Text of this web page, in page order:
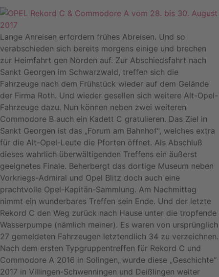
Lange Anreisen erfordern frühes Abreisen. Und so
verabschieden sich bereits morgens einige und brechen
zur Heimfahrt gen Norden auf. Zur Abschiedsfahrt nach
Sankt Georgen im Schwarzwald, treffen sich die
Fahrzeuge nach dem Frühstück wieder auf dem Gelände
der Firma Roth. Und wieder gesellen sich weitere Alt-Opel-
Fahrzeuge dazu. Nun können neben zwei weiteren
Commodore B auch ein Kadett C gratulieren. Das Ziel in
Sankt Georgen ist das „Forum am Bahnhof“, welches extra
für die Alt-Opel-Leute die Pforten öffnet. Als Abschluß
dieses wahrlich überwältigenden Treffens ein äußerst
geeignetes Finale. Beherbergt das dortige Museum neben
Vorkriegs-Admiral und Opel Blitz doch auch eine
prachtvolle Opel-Kapitän-Sammlung. Am Nachmittag
nimmt ein wunderbares Treffen sein Ende. Und der letzte
Rekord C den Weg zurück nach Hause unter die tropfende
Wasserpumpe (nämlich meiner). Es waren von ursprünglich
27 gemeldeten Fahrzeugen letztendlich 34 zu verzeichnen.
Nach dem ersten Typgruppentreffen für Rekord C und
Commodore A 2016 in Solingen, wurde diese „Geschichte“
2017 in Villingen-Schwenningen und Deißlingen weiter